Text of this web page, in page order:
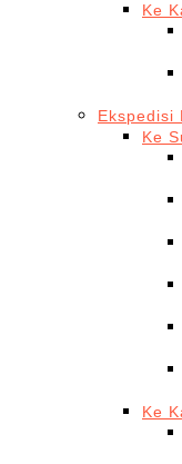
Ke
Ekspedisi
Ke
Ke